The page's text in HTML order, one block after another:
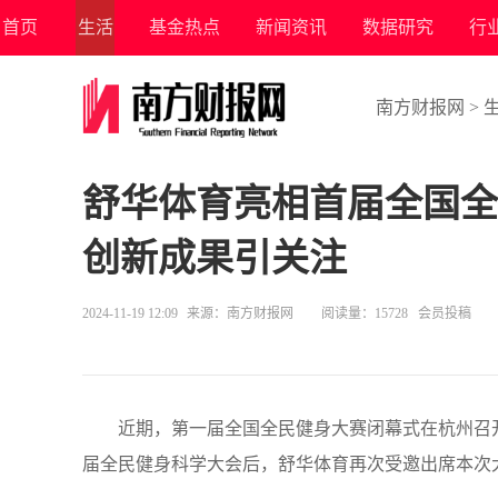
首页 生活 基金热点 新闻资讯 数据研究 行
南方财报网 >
舒华体育亮相首届全国
创新成果引关注
2024-11-19 12:09 来源： 南方财报网 阅读量：15728 会员投稿
近期，第一届全国全民健身大赛闭幕式在杭州召
届全民健身科学大会后，舒华体育再次受邀出席本次